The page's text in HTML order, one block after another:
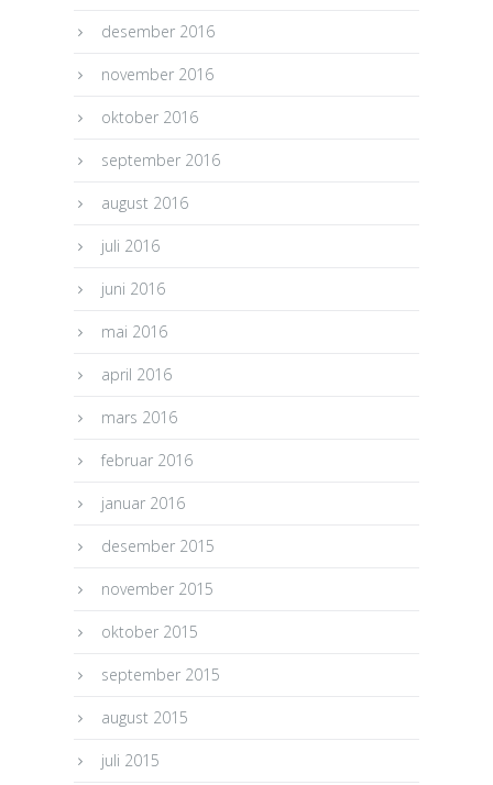
desember 2016
november 2016
oktober 2016
september 2016
august 2016
juli 2016
juni 2016
mai 2016
april 2016
mars 2016
februar 2016
januar 2016
desember 2015
november 2015
oktober 2015
september 2015
august 2015
juli 2015